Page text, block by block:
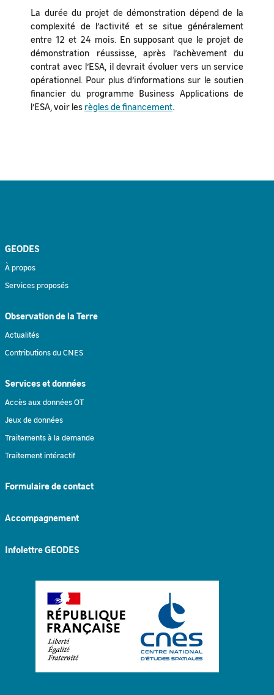
La durée du projet de démonstration dépend de la
complexité de l’activité et se situe généralement
entre 12 et 24 mois. En supposant que le projet de
démonstration réussisse, après l’achèvement du
contrat avec l’ESA, il devrait évoluer vers un service
opérationnel. Pour plus d’informations sur le soutien
financier du programme Business Applications de
l’ESA, voir lesrègles de financement.
GEODES
À propos
Services proposés
Observation de la Terre
Actualités
Contributions du CNES
Services et données
Accès aux données OT
Jeux de données
Traitements à la demande
Traitement intéractif
Formulaire de contact
Accompagnement
Infolettre GEODES